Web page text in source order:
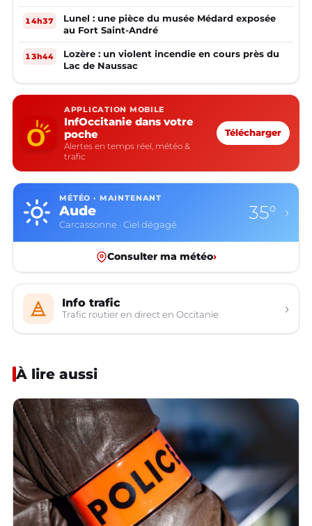
14h37
Lunel : une pièce du musée Médard exposée
au Fort Saint-André
13h44
Lozère : un violent incendie en cours près du
Lac de Naussac
APPLICATION MOBILE
InfOccitanie dans votre
poche
Alertes en temps réel, météo &
trafic
Télécharger
MÉTÉO · MAINTENANT
Aude
Carcassonne · Ciel dégagé
35° ›
Consulter ma météo›
Info trafic
Trafic routier en direct en Occitanie ›
À lire aussi